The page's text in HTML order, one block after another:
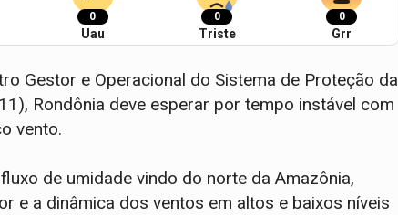
0
Uau
0
Triste
0
Grr
Gestor e Operacional do Sistema de Proteção da
Rondônia deve esperar por tempo instável com
vento.
de umidade vindo do norte da Amazônia,
e a dinâmica dos ventos em altos e baixos níveis